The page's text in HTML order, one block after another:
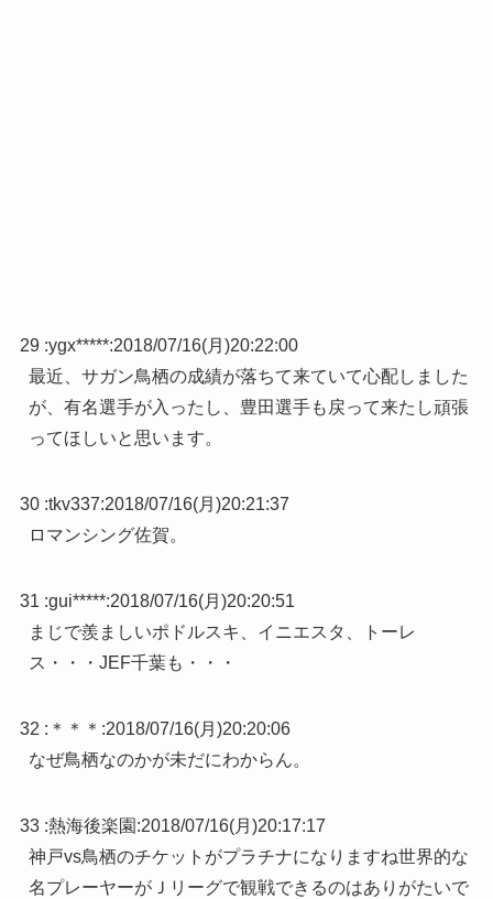
29 :ygx*****:2018/07/16(月)20:22:00
最近、サガン鳥栖の成績が落ちて来ていて心配しました
が、有名選手が入ったし、豊田選手も戻って来たし頑張
ってほしいと思います。
30 :tkv337:2018/07/16(月)20:21:37
ロマンシング佐賀。
31 :gui*****:2018/07/16(月)20:20:51
まじで羨ましいポドルスキ、イニエスタ、トーレ
ス・・・JEF千葉も・・・
32 : ＊＊＊ :2018/07/16(月)20:20:06
なぜ鳥栖なのかが未だにわからん。
33 :熱海後楽園 :2018/07/16(月)20:17:17
神戸vs鳥栖のチケットがプラチナになりますね世界的な
名プレーヤーがＪリーグで観戦できるのはありがたいで